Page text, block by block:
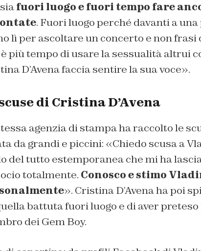
fuori luogo e fuori tempo fare
. Fuori luogo perché davanti a
lì per ascoltare un concerto e non
più tempo di usare la sessualità altrui
D’Avena faccia sentire la sua voce».
di Cristina D’Avena
agenzia di stampa ha raccolto le
da grandi e piccini: «Chiedo scusa a
del tutto estemporanea che mi ha
totalmente. Conosco e stimo
». Cristina D’Avena ha poi
battuta fuori luogo e di aver
dei Gem Boy.